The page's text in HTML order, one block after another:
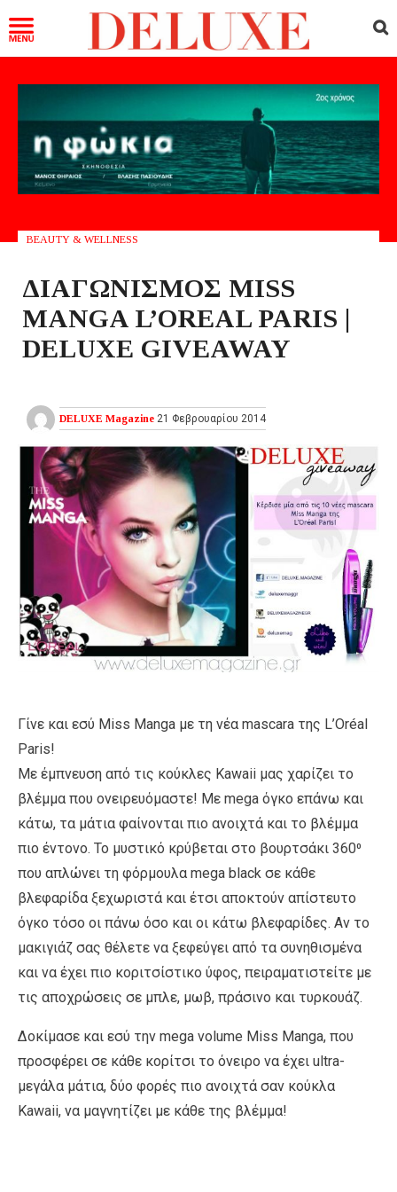
BEAUTY & WELLNESS
ΔΙΑΓΩΝΙΣΜΟΣ MISS
MANGA L’OREAL PARIS |
DELUXE GIVEAWAY
DELUXE Magazine 21 Φεβρουαρίου 2014
Γίνε και εσύ Miss Manga με τη νέα mascara της L’Oréal
Paris!
Με έμπνευση από τις κούκλες Kawaii μας χαρίζει το
βλέμμα που ονειρευόμαστε! Με mega όγκο επάνω και
κάτω, τα μάτια φαίνονται πιο ανοιχτά και το βλέμμα
πιο έντονο. Το μυστικό κρύβεται στο βουρτσάκι 360⁰
που απλώνει τη φόρμουλα mega black σε κάθε
βλεφαρίδα ξεχωριστά και έτσι αποκτούν απίστευτο
όγκο τόσο οι πάνω όσο και οι κάτω βλεφαρίδες. Αν το
μακιγιάζ σας θέλετε να ξεφεύγει από τα συνηθισμένα
και να έχει πιο κοριτσίστικο ύφος, πειραματιστείτε με
τις αποχρώσεις σε μπλε, μωβ, πράσινο και τυρκουάζ.
Δοκίμασε και εσύ την mega volume Miss Manga, που
προσφέρει σε κάθε κορίτσι το όνειρο να έχει ultra-
μεγάλα μάτια, δύο φορές πιο ανοιχτά σαν κούκλα
Kawaii, να μαγνητίζει με κάθε της βλέμμα!